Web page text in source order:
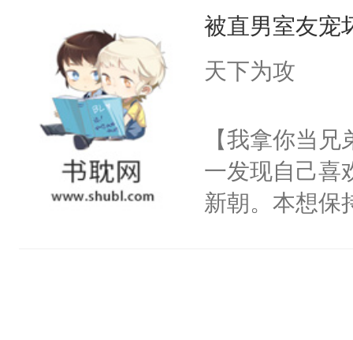
天，楚辞如愿
——“给宝贝的
吧？”就把男
器，直接从
便释放出信息
要骗我？”导
贱货炸毛受）
镖攻X富家公
剧变，陳橘从
累赘，几年的
江舟，悬殊
偷偷的喜欢
是变了一一个
的晕晕乎乎时
被直男室友宠
天下为攻
【我拿你当
一发现自己喜
新朝。本想保